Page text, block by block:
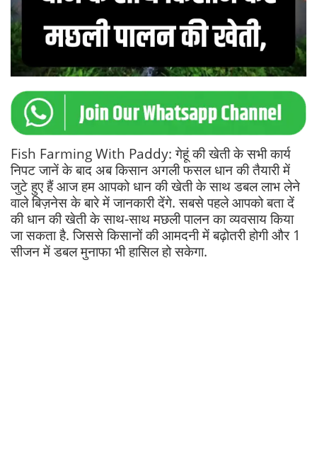
Fish Farming With Paddy: गेहूं की खेती के सभी कार्य
निपट जानें के बाद अब किसान अगली फसल धान की तैयारी में
जुटे हुए हैं आज हम आपको धान की खेती के साथ डबल लाभ लेने
वाले बिज़नेस के बारे में जानकारी देंगे. सबसे पहले आपको बता दें
की धान की खेती के साथ-साथ मछली पालन का व्यवसाय किया
जा सकता है. जिससे किसानों की आमदनी में बढ़ोतरी होगी और 1
सीजन में डबल मुनाफा भी हासिल हो सकेगा.